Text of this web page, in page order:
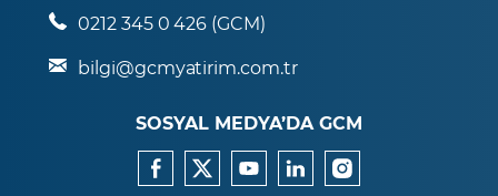
0212 345 0 426 (GCM)
bilgi@gcmyatirim.com.tr
SOSYAL MEDYA’DA GCM